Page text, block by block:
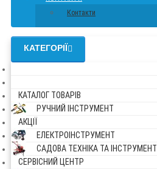
Контакти
КАТЕГОРІЇ
КАТАЛОГ ТОВАРІВ
РУЧНИЙ ІНСТРУМЕНТ
АКЦІЇ
ЕЛЕКТРОІНСТРУМЕНТ
САДОВА ТЕХНІКА ТА ІНСТРУМЕНТ
СЕРВІСНИЙ ЦЕНТР